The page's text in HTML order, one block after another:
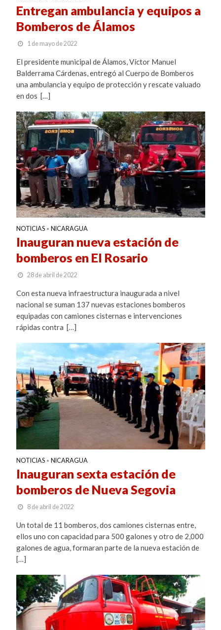
Entregan ambulancia y equipos a
Bomberos de Álamos
1 de mayo de 2022
El presidente municipal de Álamos, Víctor Manuel
Balderrama Cárdenas, entregó al Cuerpo de Bomberos
una ambulancia y equipo de protección y rescate valuado
en dos […]
NOTICIAS • NICARAGUA
Inauguran nueva estación de
bomberos en El Rosario
28 de abril de 2022
Con esta nueva infraestructura inaugurada a nivel
nacional se suman 137 nuevas estaciones bomberos
equipadas con camiones cisternas e intervenciones
rápidas contra […]
NOTICIAS • NICARAGUA
Inauguran sexta estación de
bomberos de Nueva Segovia
8 de abril de 2022
Un total de 11 bomberos, dos camiones cisternas entre,
ellos uno con capacidad para 500 galones y otro de 2,000
galones de agua, formaran parte de la nueva estación de
[…]